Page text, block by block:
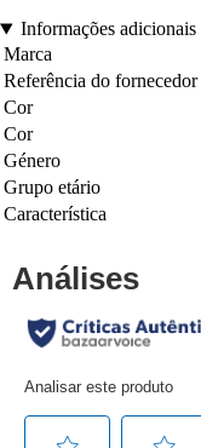
Informações adicionais
Marca
Referência do fornecedor
Cor
Cor
Género
Grupo etário
Característica